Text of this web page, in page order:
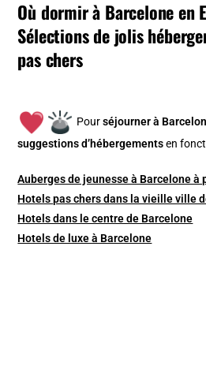
Où dormir à Barcelone en
Sélections de jolis
pas chers
Pourséjourner à
suggestions d’hébergements en
Auberges de jeunesse à Barcelone à
Hotels pas chers dans la vieille ville
Hotels dans le centre de Barcelone
Hotels de luxe à Barcelone